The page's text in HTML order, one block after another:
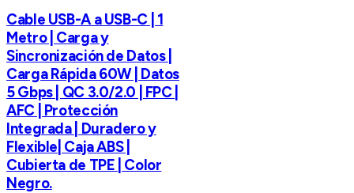
Cable USB-A a USB-C | 1
Metro | Carga y
Sincronización de Datos |
Carga Rápida 60W | Datos
5 Gbps | QC 3.0/2.0 | FPC |
AFC | Protección
Integrada | Duradero y
Flexible| Caja ABS |
Cubierta de TPE | Color
Negro.